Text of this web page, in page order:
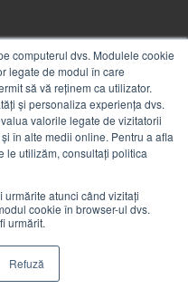
computerul dvs. Modulele cookie
legate de modul în care
să vă reținem ca utilizator.
și personaliza experiența dvs.
valorile legate de vizitatorii
în alte medii online. Pentru a afla
le utilizăm, consultați politica
urmărite atunci când vizitați
cookie în browser-ul dvs.
urmărit.
Refuză
XL, capacitate 10k pagini,
Black, XL, capacitate 10k